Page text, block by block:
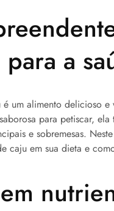
a
um alimento delicioso
para petiscar,
e sobremesas.
caju em sua dieta e